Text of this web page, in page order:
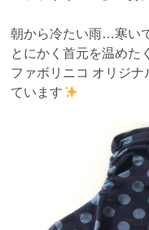
朝から冷たい雨…寒い
とにかく首元を温めた
ファボリニコ オリジ
ています